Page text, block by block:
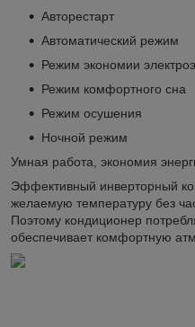
Авторестарт
Автоматический режим
Режим экономии
Режим комфортного сна
Режим осушения
Ночной режим
Умная работа, экономия
Эффективный инверторный
желаемую температуру без
Поэтому кондиционер
обеспечивает комфортную